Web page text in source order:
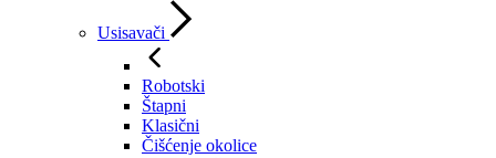
Usisavači
Robotski
Štapni
Klasični
Čišćenje okolice